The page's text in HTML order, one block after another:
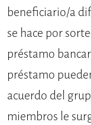
beneficiario/a
se hace por
préstamo
préstamo
acuerdo del
miembros le